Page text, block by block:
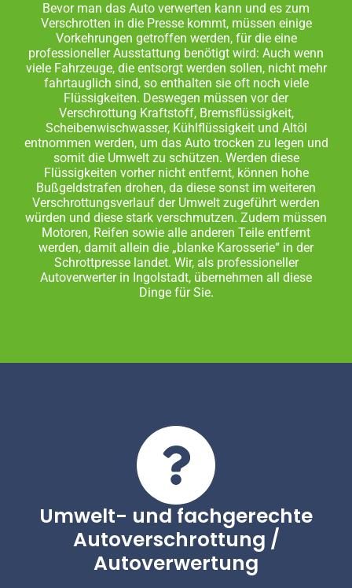
Bevor man das Auto verwerten kann und es zum
Verschrotten in die Presse kommt, müssen einige
Vorkehrungen getroffen werden, für die eine
professioneller Ausstattung benötigt wird: Auch wenn
viele Fahrzeuge, die entsorgt werden sollen, nicht mehr
fahrtauglich sind, so enthalten sie oft noch viele
Flüssigkeiten. Deswegen müssen vor der
Verschrottung Kraftstoff, Bremsflüssigkeit,
Scheibenwischwasser, Kühlflüssigkeit und Altöl
entnommen werden, um das Auto trocken zu legen und
somit die Umwelt zu schützen. Werden diese
Flüssigkeiten vorher nicht entfernt, können hohe
Bußgeldstrafen drohen, da diese sonst im weiteren
Verschrottungsverlauf der Umwelt zugeführt werden
würden und diese stark verschmutzen. Zudem müssen
Motoren, Reifen sowie alle anderen Teile entfernt
werden, damit allein die „blanke Karosserie“ in der
Schrottpresse landet. Wir, als professioneller
Autoverwerter in Ingolstadt, übernehmen all diese
Dinge für Sie.
Umwelt- und fachgerechte
Autoverschrottung /
Autoverwertung